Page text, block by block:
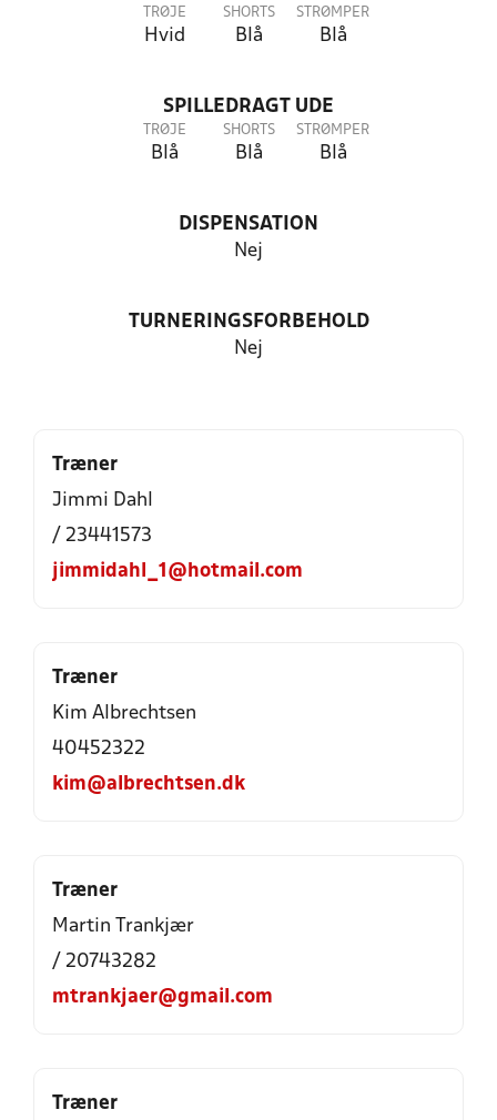
TRØJE
Hvid
SHORTS
Blå
STRØMPER
Blå
SPILLEDRAGT UDE
TRØJE
Blå
SHORTS
Blå
STRØMPER
Blå
DISPENSATION
Nej
TURNERINGSFORBEHOLD
Nej
Træner
Jimmi Dahl
/ 23441573
jimmidahl_1@hotmail.com
Træner
Kim Albrechtsen
40452322
kim@albrechtsen.dk
Træner
Martin Trankjær
/ 20743282
mtrankjaer@gmail.com
Træner